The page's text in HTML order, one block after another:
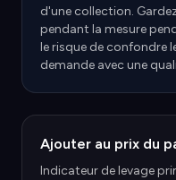
d'une collection.
pendant la mesure
le risque de confondre
demande avec une
Ajouter au prix du
Indicateur de levage